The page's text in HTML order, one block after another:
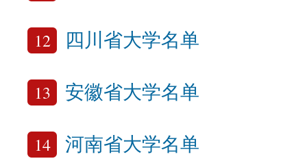
12 四川省大学名单
13 安徽省大学名单
14 河南省大学名单